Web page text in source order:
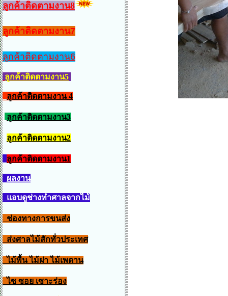
ลูกค้าติดตามงาน8
ลูกค้าติดตามงาน7
ลูกค้าติดตามงาน6
ลูกค้าติดตามงาน5
ลูกค้าติดตามงาน 4
ลูกค้าติดตามงาน3
ลูกค้าติดตามงาน2
ลูกค้าติดตามงาน1
ผลงาน
แอบดูช่างทำศาลจากไม้
ช่องทางการขนส่ง
ส่งศาลไม้สักทั่วประเทศ
ไม้พื้น ไม้ฝา ไม้เพดาน
ไซ ซอย เซาะร่อง